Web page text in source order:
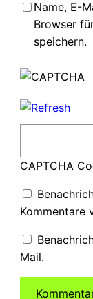
Name, E-
Browser
speichern.
CAPTCHA
Kommentare
Mail.